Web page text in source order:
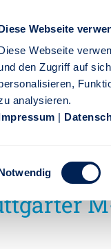
Webseite
Webseite
den Zugriff auf
analysieren.
|
Einwilligungsauswahl
Service
X-Multi-